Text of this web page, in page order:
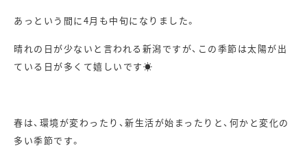
あっという間に4月も中旬になりました。
晴れの日が少ないと言われる新潟ですが、この季節は太陽が出
ている日が多くて嬉しいです☀
春は、環境が変わったり、新生活が始まったりと、何かと変化の
多い季節です。